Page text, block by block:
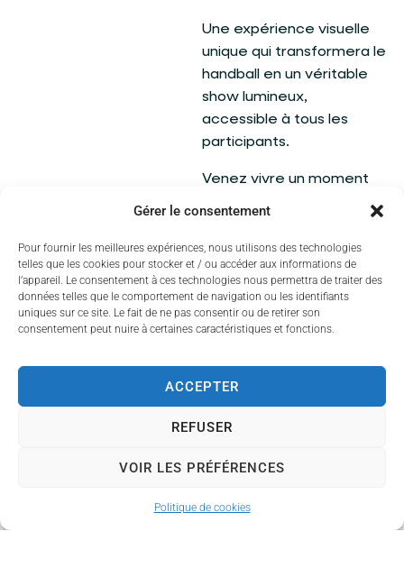
Gérer le consentement
Pour fournir les meilleures expériences, nous utilisons des technologies
telles que les cookies pour stocker et / ou accéder aux informations de
l’appareil. Le consentement à ces technologies nous permettra de traiter des
données telles que le comportement de navigation ou les identifiants
uniques sur ce site. Le fait de ne pas consentir ou de retirer son
consentement peut nuire à certaines caractéristiques et fonctions.
ACCEPTER
REFUSER
VOIR LES PRÉFÉRENCES
Politique de cookies
Une expérience visuelle
unique qui transformera le
handball en un véritable
show lumineux,
accessible à tous les
participants.
Venez vivre un moment
Téléthon. Que vous soyez
joueur, supporter ou
simple curieux, cette
soirée fluo promet
énergie, bonne humeur et
belle cause.
Vendredi 5 décembre –
Gymnase de Couzeix